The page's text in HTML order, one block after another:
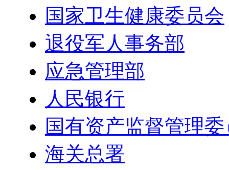
国家卫生健康委员会
退役军人事务部
应急管理部
人民银行
国有资产监督管理
海关总署